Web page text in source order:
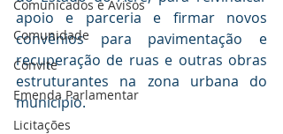
Comunicados e Avisos
Comunidade
Convite
Emenda Parlamentar
Licitações
apoio e parceria e firmar novos
convênios para pavimentação e
recuperação de ruas e outras obras
estruturantes na zona urbana do
município.